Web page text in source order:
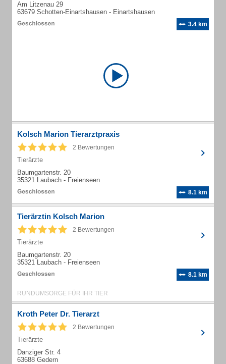
Am Litzenau 29
63679 Schotten-Einartshausen - Einartshausen
3.4 km
Kolsch Marion Tierarztpraxis
2 Bewertungen
Tierärzte
Baumgartenstr. 20
35321 Laubach - Freienseen
8.1 km
Tierärztin Kolsch Marion
2 Bewertungen
Tierärzte
Baumgartenstr. 20
35321 Laubach - Freienseen
8.1 km
RUNDUMSORGE FÜR IHR TIER
Kroth Peter Dr. Tierarzt
2 Bewertungen
Tierärzte
Danziger Str. 4
63688 Gedern